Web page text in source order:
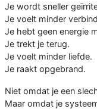
Je wordt sneller
Je voelt minder
Je hebt geen energie
Je trekt je terug.
Je voelt minder liefde.
Je raakt opgebrand.
Niet omdat je een
Maar omdat je